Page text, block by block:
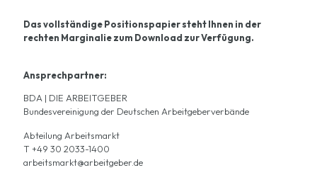
Das vollständige Positionspapier steht Ihnen in der
rechten Marginalie zum Download zur Verfügung.
Ansprechpartner:
BDA | DIE ARBEITGEBER
Bundesvereinigung der Deutschen Arbeitgeberverbände
Abteilung Arbeitsmarkt
T +49 30 2033-1400
arbeitsmarkt@arbeitgeber.de